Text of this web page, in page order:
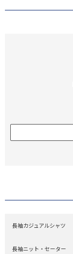
長袖カジュアルシャツ
長袖ニット・セーター